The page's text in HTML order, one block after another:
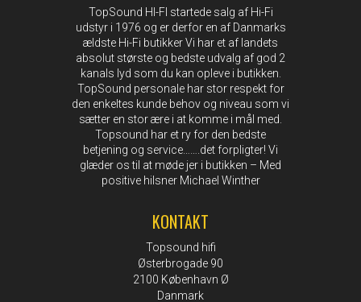
TopSound HI-FI startede salg af Hi-Fi
udstyr i 1976 og er derfor en af Danmarks
ældste Hi-Fi butikker Vi har et af landets
absolut største og bedste udvalg af god 2
kanals lyd som du kan opleve i butikken.
TopSound personale har stor respekt for
den enkeltes kunde behov og niveau som vi
sætter en stor ære i at komme i mål med.
Topsound har et ry for den bedste
betjening og service…….det forpligter! Vi
glæder os til at møde jer i butikken – Med
positive hilsner Michael Winther
KONTAKT
Topsound hifi
Østerbrogade 90
2100 København Ø
Danmark